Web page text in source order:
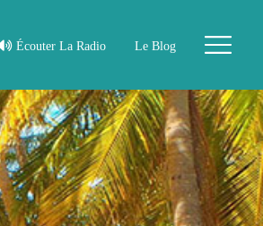
Écouter La Radio Le Blog